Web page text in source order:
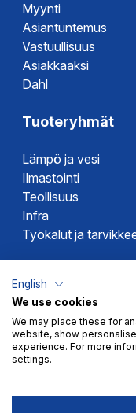
Myynti
Asiantuntemus
Vastuullisuus
Asiakkaaksi
Dahl
Tuoteryhmät
Lämpö ja vesi
Ilmastointi
Teollisuus
Infra
Työkalut ja
Altech
Alterna
Novipro
Votec
English
We use cookies
We may place these for
website, show
experience. For more
settings.